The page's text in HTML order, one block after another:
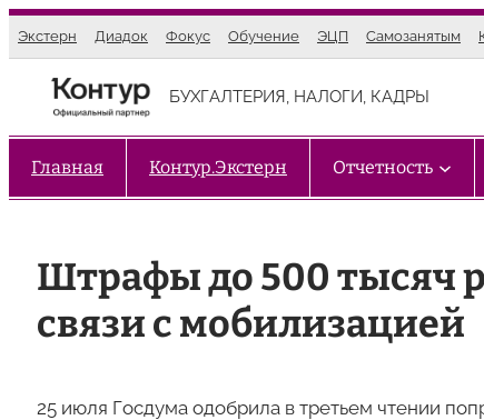
к
содержимому
Экстерн Диадок Фокус Обучение ЭЦП Самозанятым
БУХГАЛТЕРИЯ, НАЛОГИ, КАДРЫ
Главная Контур.Экстерн Отчетность
Штрафы до 500 тысяч
связи с мобилизацией
25 июля Госдума одобрила в третьем чтении